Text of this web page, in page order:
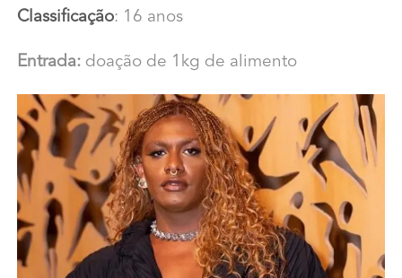
Classificação: 16 anos
Entrada: doação de 1kg de alimento